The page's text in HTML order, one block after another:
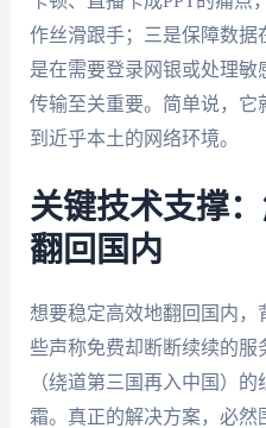
作丝滑跟手；三是保障数据
是在需要登录网银或处理
传输至关重要。简单说，它
到近乎本土的网络环境。
关键技术支撑
翻回国内
想要稳定高效地翻回国内，
些声称免费却断断续续的
（绕道第三国再入中国）
霜。真正的解决方案，必然